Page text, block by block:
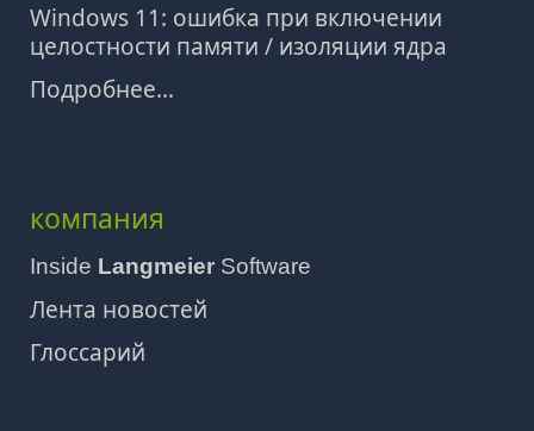
Windows 11: ошибка при включении
целостности памяти / изоляции ядра
Подробнее...
компания
Inside Langmeier Software
Лента новостей
Глоссарий